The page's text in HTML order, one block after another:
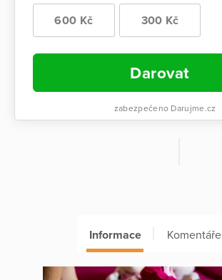
600 Kč 300 Kč
Darovat
zabezpečeno Darujme.cz
Informace Komentáře